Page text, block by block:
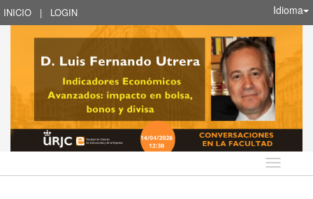
INICIO | LOGIN Idioma
Idioma